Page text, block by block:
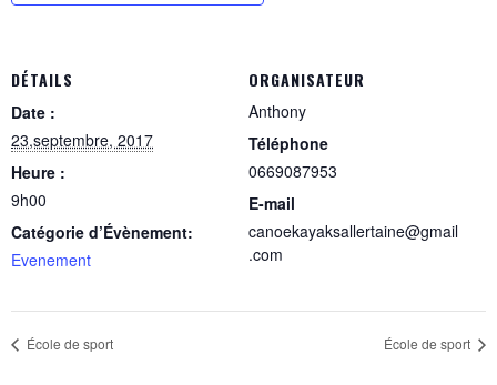
DÉTAILS
Date :
23,septembre, 2017
Heure :
9h00
Catégorie d’Évènement:
Evenement
ORGANISATEUR
Anthony
Téléphone
0669087953
E-mail
canoekayaksallertaine@gmail
.com
École de sport École de sport